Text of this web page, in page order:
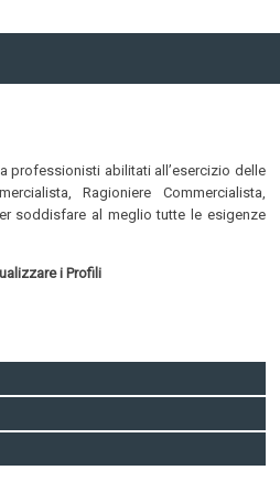
professionisti abilitati all’esercizio delle
Ragioniere Commercialista,
soddisfare al meglio tutte le esigenze
i Profili